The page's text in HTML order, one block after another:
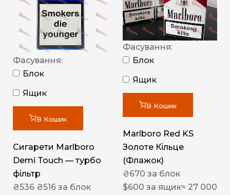
Фасування:
Блок
Ящик
В Кошик
Сигарети Marlboro
Demi Touch — турбо
фільтр
₴536 ₴516 за блок
Фасування:
Блок
Ящик
В Кошик
Marlboro Red KS
Золоте Кільце
(Флажок)
₴670 за блок
$600 за ящик≈ 27 000